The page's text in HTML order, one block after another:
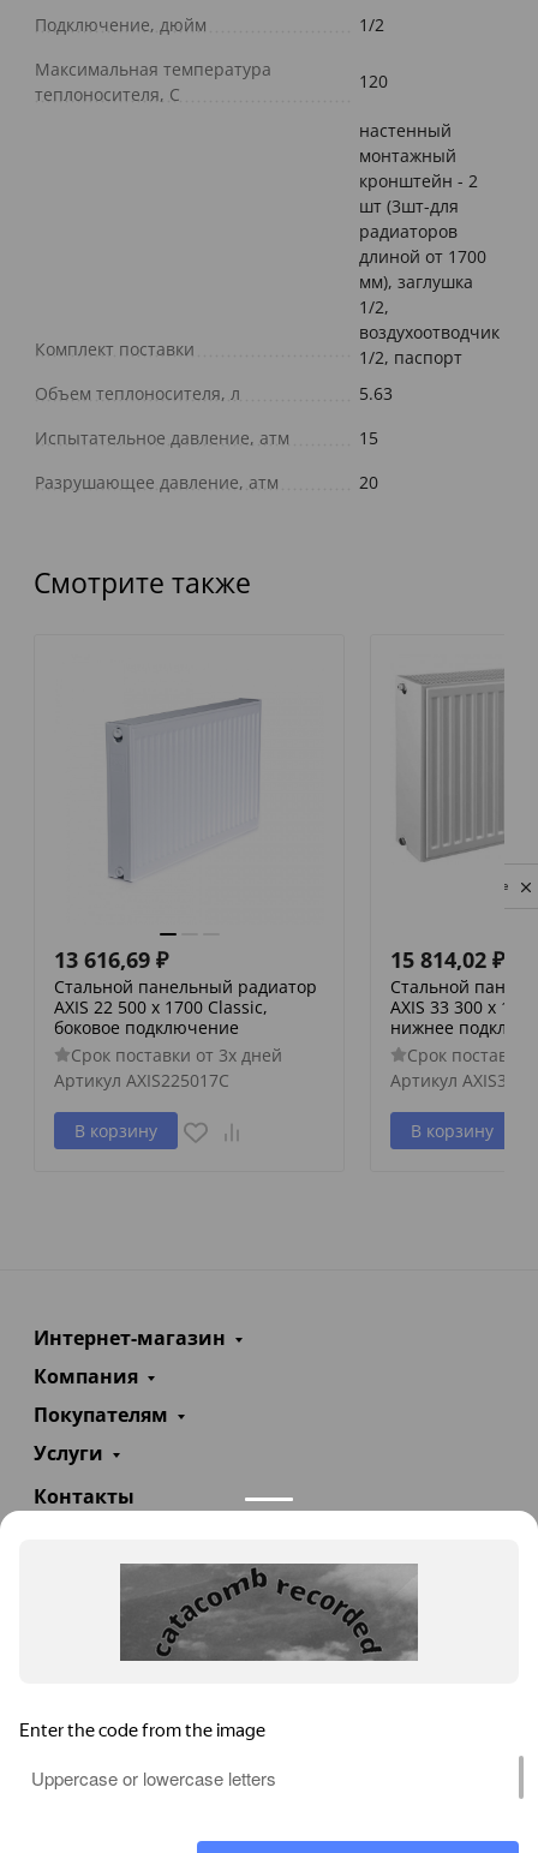
Подключение, дюйм
1/2
Максимальная температура
теплоносителя, С
120
Комплект поставки
настенный
монтажный
кронштейн - 2
шт (3шт-для
радиаторов
длиной от 1700
мм), заглушка
1/2,
воздухоотводчик
1/2, паспорт
Объем теплоносителя, л
5.63
Испытательное давление, атм
15
Разрушающее давление, атм
20
Смотрите также
13 616,69 ₽
Стальной панельный радиатор
AXIS 22 500 x 1700 Classic,
боковое подключение
Срок поставки от 3х дней
Артикул AXIS225017C
В корзину
15 814,02 ₽
Стальной
AXIS 33 300 x
нижнее
Срок поставки
Артикул
В корзину
Интернет-магазин
Компания
Покупателям
Услуги
Контакты
info@teploexpert.com
Пн—Сб 09:00 – 18:00
TeploExpert.com © 2008 - 2026 Оборудование для
систем отопления, водоснабжения, канализации
Privacy notice